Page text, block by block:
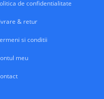
de confidentialitate
& retur
si conditii
meu